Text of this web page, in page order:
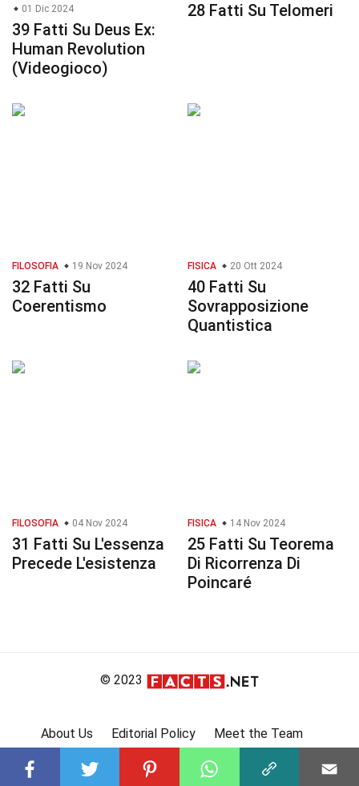
01 Dic 2024
39 Fatti Su Deus Ex:
Human Revolution
(Videogioco)
28 Fatti Su Telomeri
FILOSOFIA 19 Nov 2024
32 Fatti Su
Coerentismo
FISICA 20 Ott 2024
40 Fatti Su
Sovrapposizione
Quantistica
FILOSOFIA 04 Nov 2024
31 Fatti Su L'essenza
Precede L'esistenza
FISICA 14 Nov 2024
25 Fatti Su Teorema
Di Ricorrenza Di
Poincaré
© 2023
About Us Editorial Policy
Meet the Team
Affiliate Disclosure
DMCA Terms Privacy Policy